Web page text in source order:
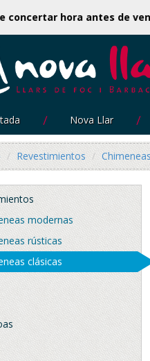
concertar hora antes
Nova Llar
Revestimientos
modernas
rústicas
clásicas